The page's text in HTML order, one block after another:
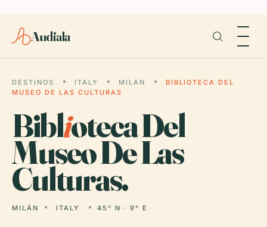
Audiala
DESTINOS ITALY MILÁN
BIBLIOTECA DEL
MUSEO DE LAS CULTURAS
Biblioteca Del
Museo De Las
Culturas.
MILÁN ITALY 45° N · 9° E